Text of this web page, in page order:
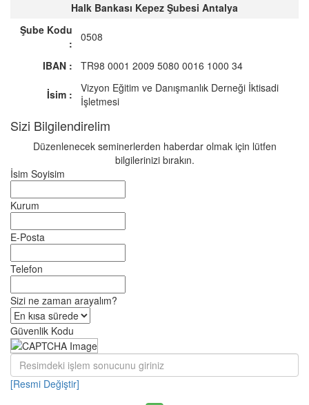
Halk Bankası Kepez Şubesi Antalya
Şube Kodu
:
0508
IBAN : TR98 0001 2009 5080 0016 1000 34
İsim :
Vizyon Eğitim ve Danışmanlık Derneği İktisadi
İşletmesi
Sizi Bilgilendirelim
Düzenlenecek seminerlerden haberdar olmak için lütfen
bilgilerinizi bırakın.
İsim Soyisim
Kurum
E-Posta
Telefon
Sizi ne zaman arayalım?
Güvenlik Kodu
[Resmi Değiştir]